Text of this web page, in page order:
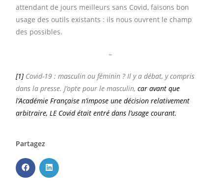
attendant de jours meilleurs sans Covid, faisons bon
usage des outils existants : ils nous ouvrent le champ
des possibles.
–
[1]Covid-19 : masculin ou féminin ? Il y a débat, y compris
dans la presse. J’opte pour le masculin,car avant que
l’Académie Française n’impose une décision relativement
arbitraire, LE Covid était entré dans l’usage courant.
Partagez